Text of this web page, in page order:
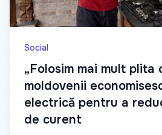
Social
„Folosim mai mult plita
moldovenii
electrică pentru a
de curent